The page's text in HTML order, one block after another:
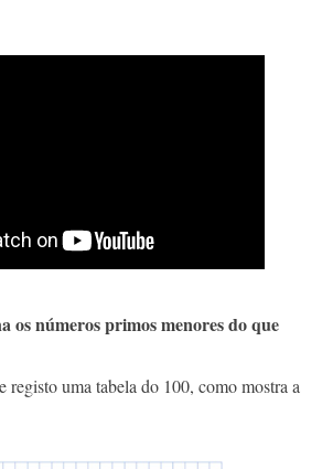
os números primos menores do que
registo uma tabela do 100, como mostra a